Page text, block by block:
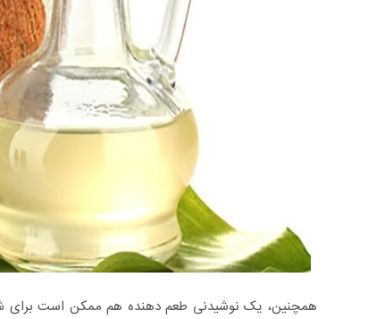
همچنین، یک نوشیدنی طعم دهنده هم ممکن است برای